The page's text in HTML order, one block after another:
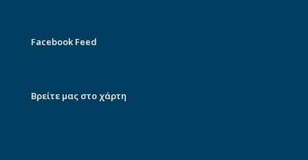
Facebook Feed
Βρείτε μας στο χάρτη